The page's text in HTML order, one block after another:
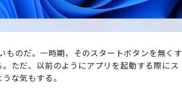
のだ。一時期、そのスタートボタンを無くす
ただ、以前のようにアプリを起動する際にス
な気もする。